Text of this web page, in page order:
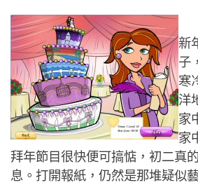
新
子
寒
洋
家
家
拜年節目很快便可搞惦，初二真
息。打開報紙，仍然是那堆疑似